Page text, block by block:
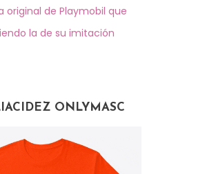
original de Playmobil que
la de su imitación
ONLYMASC